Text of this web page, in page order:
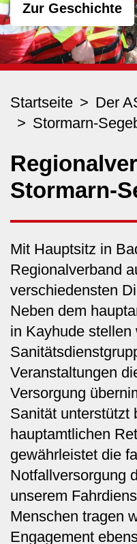
Zur Geschichte
Startseite
Der
Stormarn-
Stormarn-
Mit Hauptsitz in
Regionalverband
verschiedensten
Neben dem
in Kayhude stellen
Veranstaltungen
Versorgung
Sanität unterstützt
hauptamtlichen
gewährleistet die
Notfallversorgung
unserem
Menschen tragen
Engagement